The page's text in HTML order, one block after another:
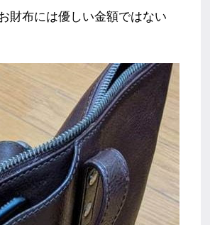
財布には優しい金額ではない